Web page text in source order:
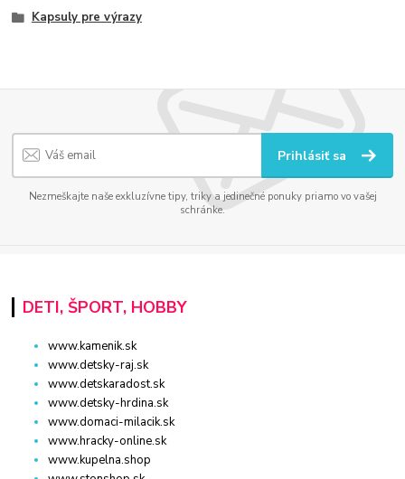
Kapsuly pre výrazy
Prihlásiť sa
Nezmeškajte naše exkluzívne tipy, triky a jedinečné ponuky priamo vo vašej
schránke.
DETI, ŠPORT, HOBBY
www.kamenik.sk
www.detsky-raj.sk
www.detskaradost.sk
www.detsky-hrdina.sk
www.domaci-milacik.sk
www.hracky-online.sk
www.kupelna.shop